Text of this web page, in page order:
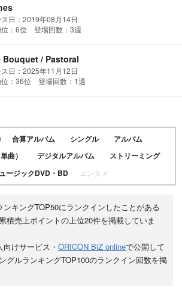
ス日：2019年08月14日
位：6位 登場回数：3週
/ Pastoral
ス日：2025年11月12日
位：36位 登場回数：1週
合算アルバム シングル
アルバム
曲）
デジタルアルバム
ストリーミング
ージックDVD・BD
エンタメ
キングTOP50にランクインしたことがある
積売上ポイントの上位20件を掲載していま
けサービス・ ORICON BiZ onlineで公開して
グルランキングTOP100のランクイン回数を掲